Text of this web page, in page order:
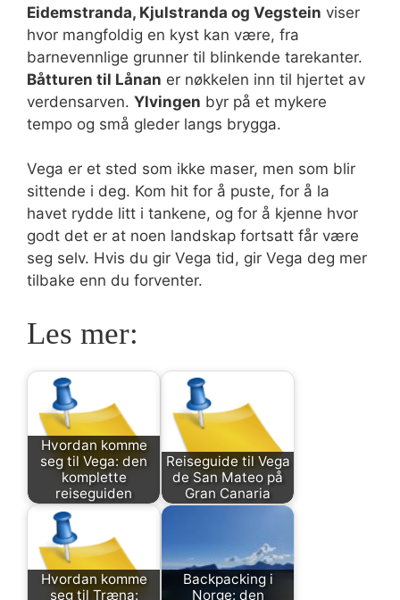
Eidemstranda, Kjulstranda og Vegstein viser
hvor mangfoldig en kyst kan være, fra
barnevennlige grunner til blinkende tarekanter.
Båtturen til Lånan er nøkkelen inn til hjertet av
verdensarven. Ylvingen byr på et mykere
tempo og små gleder langs brygga.
Vega er et sted som ikke maser, men som blir
sittende i deg. Kom hit for å puste, for å la
havet rydde litt i tankene, og for å kjenne hvor
godt det er at noen landskap fortsatt får være
seg selv. Hvis du gir Vega tid, gir Vega deg mer
tilbake enn du forventer.
Les mer:
Hvordan komme
seg til Vega: den
komplette
reiseguiden
Reiseguide til Vega
de San Mateo på
Gran Canaria
Hvordan komme
seg til Træna:
Backpacking i
Norge: den